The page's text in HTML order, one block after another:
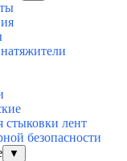
стыковки лент
безопасности
▼